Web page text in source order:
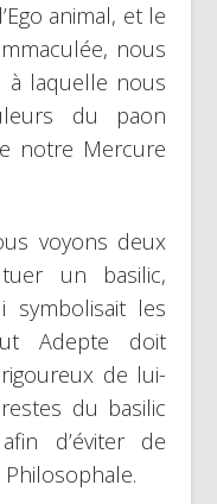
animal, et le
nous
à laquelle nous
du paon
notre Mercure
voyons deux
un basilic,
symbolisait les
Adepte doit
de lui-
du basilic
d’éviter de